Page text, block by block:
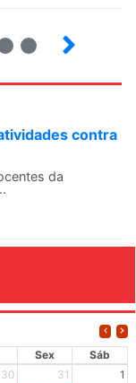
contra
da
Sex
Sáb
30 31 1